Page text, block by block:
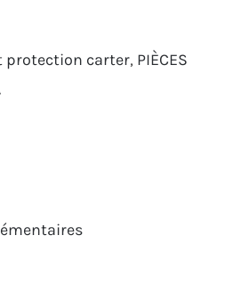
protection carter PIÈCES